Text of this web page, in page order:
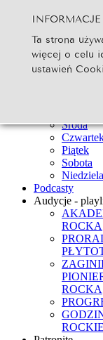
Szukaj...
Strona Główna
Newsy
Środa
Piątek
Sobota
Niedziela
Podcasty
Audycje -
ROCKA
ROCKA
Ta strona
więcej o celu
ustawień